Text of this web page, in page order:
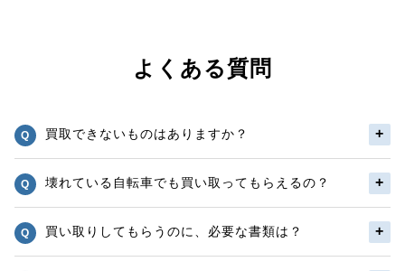
よくある質問
買取できないものはありますか？
壊れている自転車でも買い取ってもらえるの？
買い取りしてもらうのに、必要な書類は？